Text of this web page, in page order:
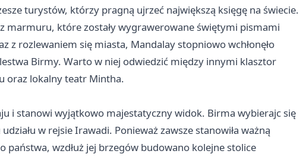
turystów, którzy pragną ujrzeć największą księgę na świecie.
marmuru, które zostały wygrawerowane świętymi pismami
z rozlewaniem się miasta, Mandalay stopniowo wchłonęło
Birmy. Warto w niej odwiedzić między innymi klasztor
oraz lokalny teatr Mintha.
i stanowi wyjątkowo majestatyczny widok. Birma wybierajc się
w rejsie Irawadi. Ponieważ zawsze stanowiła ważną
wzdłuż jej brzegów budowano kolejne stolice